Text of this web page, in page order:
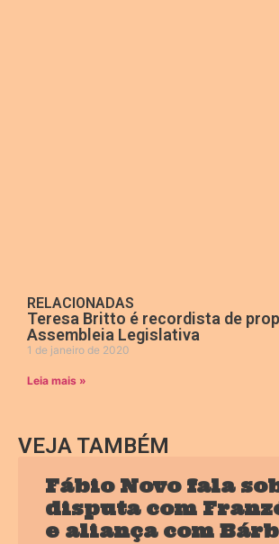
RELACIONADAS
Teresa Britto é recordista de
Assembleia Legislativa
1 de janeiro de 2020
Leia mais »
VEJA TAMBÉM
Fábio Novo fala
disputa com
e aliança com